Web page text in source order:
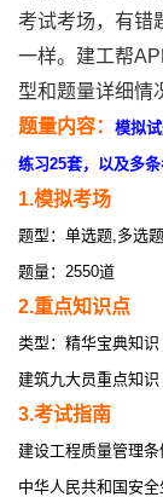
考试考场，有错
一样。建工帮
型和题量详细情
题量内容： 模拟
练习25套，以及多
1.模拟考场
题型：单选题,多选
题量：2550道
2.重点知识点
类型：精华宝典知识
建筑九大员重点知识
3.考试指南
建设工程质量管理条
中华人民共和国安